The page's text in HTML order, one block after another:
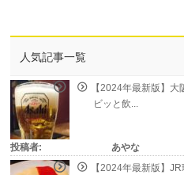
人気記事一覧
【2024年最新版】
ビッと飲...
投稿者:
あやな
【2024年最新版】